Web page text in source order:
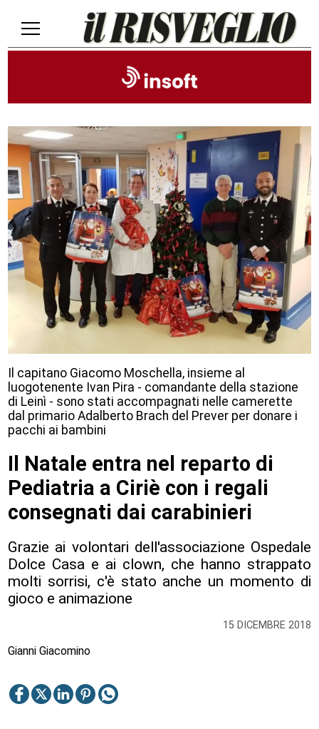
15 DICEMBRE 2018
Il capitano Giacomo Moschella, insieme al
luogotenente Ivan Pira - comandante della stazione
di Leinì - sono stati accompagnati nelle camerette
dal primario Adalberto Brach del Prever per donare i
pacchi ai bambini
Il Natale entra nel reparto di
Pediatria a Ciriè con i regali
consegnati dai carabinieri
Grazie ai volontari dell'associazione Ospedale
Dolce Casa e ai clown, che hanno strappato
molti sorrisi, c'è stato anche un momento di
gioco e animazione
Gianni Giacomino